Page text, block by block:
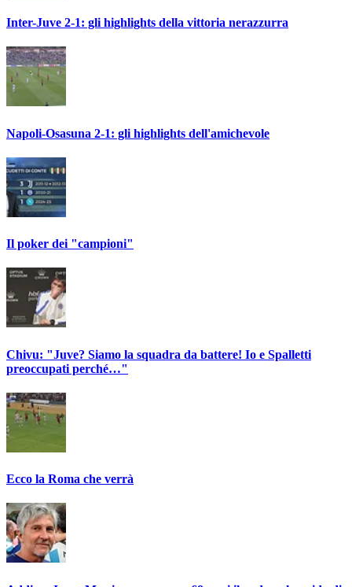
Inter-Juve 2-1: gli highlights della vittoria nerazzurra
Napoli-Osasuna 2-1: gli highlights dell'amichevole
Il poker dei "campioni"
Chivu: "Juve? Siamo la squadra da battere! Io e Spalletti
preoccupati perché…"
Ecco la Roma che verrà